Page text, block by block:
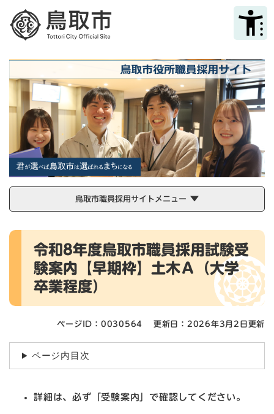
メニューを飛ばして本文へ
鳥取市職員採用サイトメニュー
本
令和8年度鳥取市職員採用試験受
験案内【早期枠】土木Ａ（大学
卒業程度）
ページID：0030564 更新日：2026年3月2日更新
ページ内目次
詳細は、必ず「受験案内」で確認してください。